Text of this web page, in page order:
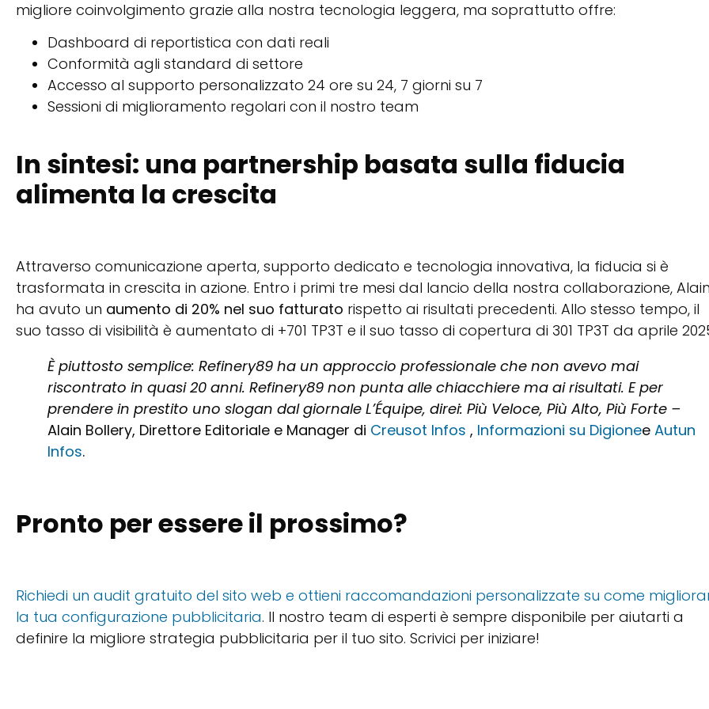
migliore coinvolgimento grazie alla nostra tecnologia leggera, ma soprattutto offre:
Dashboard di reportistica con dati reali
Conformità agli standard di settore
Accesso al supporto personalizzato 24 ore su 24, 7 giorni su 7
Sessioni di miglioramento regolari con il nostro team
In sintesi: una partnership basata sulla fiducia
alimenta la crescita
Attraverso comunicazione aperta, supporto dedicato e tecnologia innovativa, la fiducia si è
trasformata in crescita in azione. Entro i primi tre mesi dal lancio della nostra collaborazione,
ha avuto un aumento di 20% nel suo fatturato rispetto ai risultati precedenti. Allo stesso tempo, il
suo tasso di visibilità è aumentato di +701 TP3T e il suo tasso di copertura di 301 TP3T da aprile
È piuttosto semplice: Refinery89 ha un approccio professionale che non avevo mai
riscontrato in quasi 20 anni. Refinery89 non punta alle chiacchiere ma ai risultati. E per
prendere in prestito uno slogan dal giornale L’Équipe, direi: Più Veloce, Più Alto, Più Forte –
Alain Bollery, Direttore Editoriale e Manager di Creusot Infos , Informazioni su Digionee Autun
Infos.
Pronto per essere il prossimo?
Richiedi un audit gratuito del sito web e ottieni raccomandazioni personalizzate su come
la tua configurazione pubblicitaria. Il nostro team di esperti è sempre disponibile per aiutarti a
definire la migliore strategia pubblicitaria per il tuo sito. Scrivici per iniziare!